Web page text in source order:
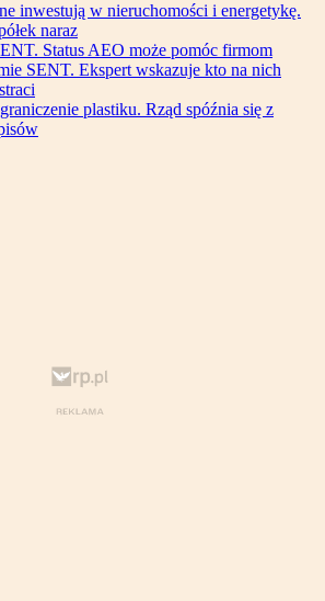
inwestują w nieruchomości i energetykę.
naraz
Status AEO może pomóc firmom
SENT. Ekspert wskazuje kto na nich
plastiku. Rząd spóźnia się z